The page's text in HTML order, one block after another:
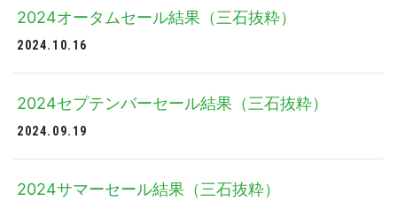
2024オータムセール結果（三石抜粋）
2024.10.16
2024セプテンバーセール結果（三石抜粋）
2024.09.19
2024サマーセール結果（三石抜粋）